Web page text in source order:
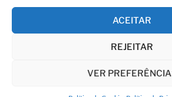
ACEITAR
REJEITAR
VER